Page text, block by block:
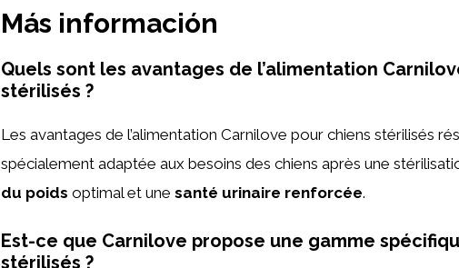
Más información
Quels sont les avantages de l’alimentation
stérilisés ?
Les avantages de l’alimentation Carnilove pour chiens stérilisés
spécialement adaptée aux besoins des chiens après une
du poids optimal et une santé urinaire renforcée.
Est-ce que Carnilove propose une gamme
stérilisés ?